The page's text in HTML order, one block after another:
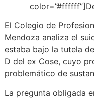
El Colegio de
Mendoza analiza el
estaba bajo la tutela
D del ex Cose, cuyo
problemático de
La pregunta obligada